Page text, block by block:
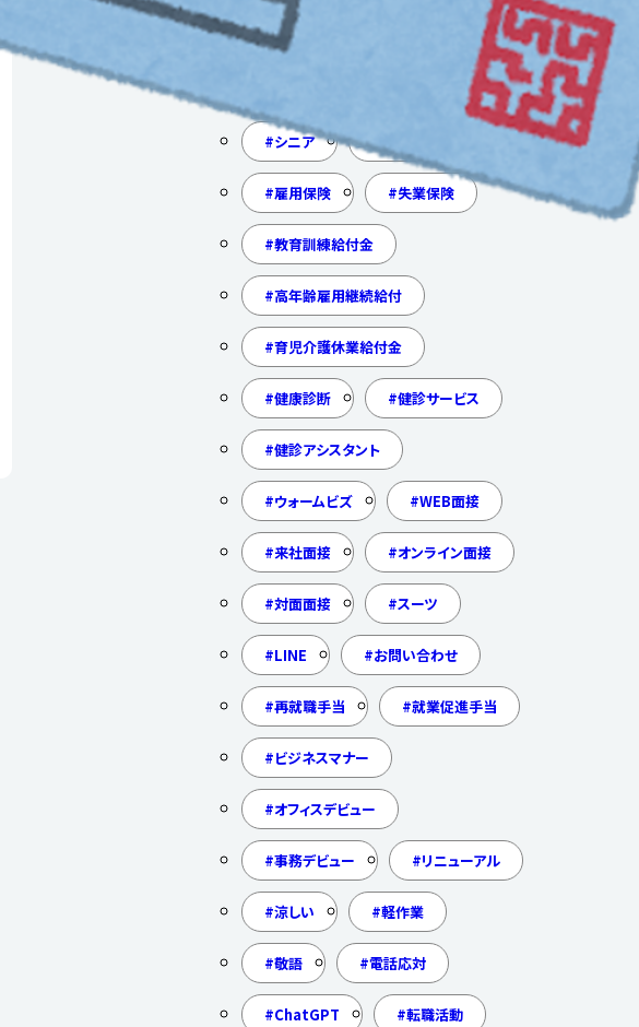
スイーツ
脱マスク
シニア 高齢者
雇用保険 失業保険
教育訓練給付金
高年齢雇用継続給付
育児介護休業給付金
健康診断 健診サービス
健診アシスタント
ウォームビズ WEB面接
来社面接 オンライン面接
対面面接 スーツ
LINE お問い合わせ
再就職手当 就業促進手当
ビジネスマナー
オフィスデビュー
事務デビュー リニューアル
涼しい 軽作業
敬語 電話応対
ChatGPT 転職活動